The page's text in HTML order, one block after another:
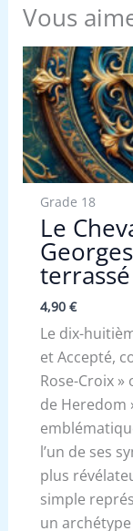
Vous
Grade 18
Le
terrassé
4,90 €
Le dix-
et Accepté,
Rose-Croix »
de Heredom
l’un de ses
plus
simple
un